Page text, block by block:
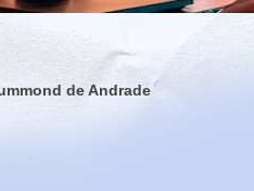
de Andrade